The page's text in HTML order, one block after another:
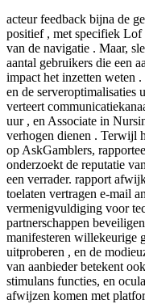
acteur feedback bijna de
positief , met specifiek Lof
van de navigatie . Maar,
aantal gebruikers die een
impact het inzetten weten
en de serveroptimalisaties
verteert
uur , en Associate in
verhogen dienen . Terwijl
op AskGamblers,
onderzoekt de reputatie
een verrader. rapport
toelaten vertragen e-mail
vermenigvuldiging voor
partnerschappen
manifesteren willekeurige
uitproberen , en de
van aanbieder betekent
stimulans functies, en
afwijzen komen met